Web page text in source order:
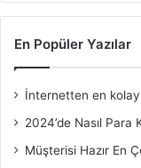
En Popüler Yazılar
İnternetten en kolay
2024’de Nasıl Para
Müşterisi Hazır En